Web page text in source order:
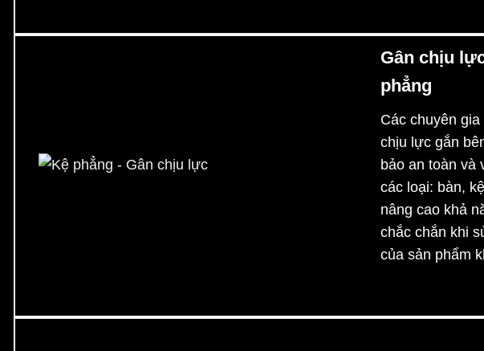
Gân chịu
phẳng
Các chuyên
chịu lực gắn
bảo an toàn
các loại: bàn,
nâng cao khả
chắc chắn khi
của sản phẩm